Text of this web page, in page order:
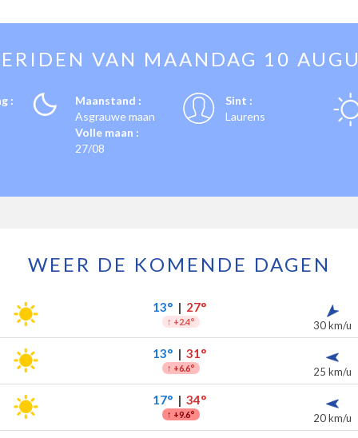
VAN MAANDAG 10
:
Maanstand :
Asgrauwe maan
Volle maan :
27/08
Sint :
Laurens
WEER DE KOMENDE DAGEN
voor de komende 7 dagen
13°| 27°
↑ +2.4° 30 km/u
13°| 31°
↑ +6.6° 25 km/u
17°| 34°
↑ +9.6° 20 km/u